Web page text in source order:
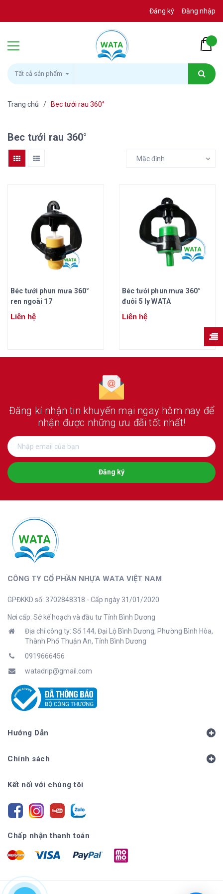
Đăng ký Đăng nhập
Tất cả sản phẩm
Trang chủ / Bec tưới rau 360°
Bec tưới rau 360°
Mặc định
Béc tưới phun mưa 360°
ren ngoài 17
Liên hệ
Béc tưới phun mưa 360°
đuôi 5 ly WATA
Liên hệ
Đăng kí nhận tin khuyến mại ngay hôm nay để
nhận được những ưu đãi tốt nhất!
Đăng ký
CÔNG TY CỔ PHẦN NHỰA WATA VIỆT NAM
GPĐKKD số: 3702848318 - Cấp ngày 31/01/2020
Nơi cấp: Sở kế hoạch và đầu tư Tỉnh Bình Dương
Địa chỉ công ty: Số 144, Đại Lộ Bình Dương, Phường Bình Hòa,
Thành Phố Thuận An, Tỉnh Bình Dương
0919666456
watadrip@gmail.com
Hướng Dẫn
Chính sách
Kết nối với chúng tôi
Chấp nhận thanh toán